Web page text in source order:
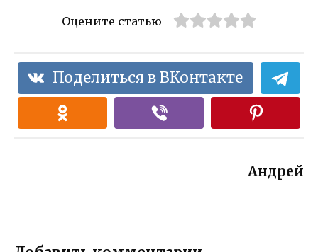
Оцените статью
Поделиться в ВКонтакте
Андрей